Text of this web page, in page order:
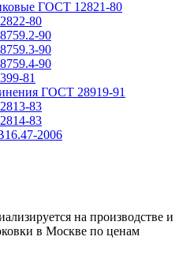
ГОСТ 12821-80
80
90
90
90
81
ГОСТ 28919-91
83
83
2006
на производстве и
в Москве по ценам